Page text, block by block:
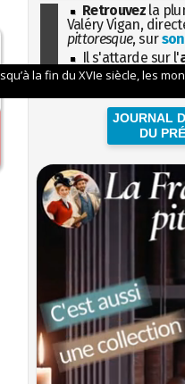
Retrouvez la
Valéry Vigan,
pittoresque, sur
Il s'attarde sur l'
sociétaleavec la
JOURNAL
DU